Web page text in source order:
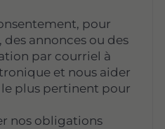
pour
des annonces ou des
par courriel à
et nous aider
plus pertinent pour
nos obligations